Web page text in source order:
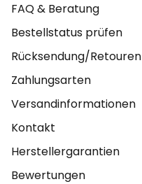
FAQ & Beratung
Bestellstatus prüfen
Rücksendung/Retouren
Zahlungsarten
Versandinformationen
Kontakt
Herstellergarantien
Bewertungen